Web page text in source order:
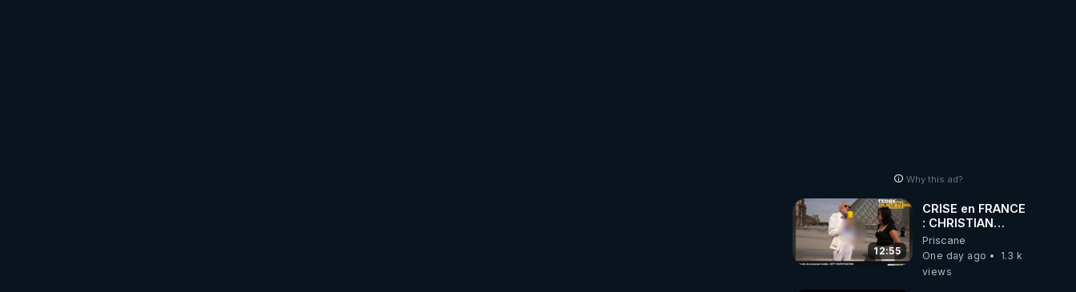
Why this ad?
12:55
CRISE en FRANCE
: CHRISTIAN
COTTEN FAIT une
étrange
découverte
Priscane
One day ago
1.3 k
views